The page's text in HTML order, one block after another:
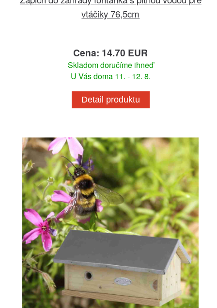
vtáčiky 76,5cm
Cena: 14.70 EUR
Skladom doručíme ihneď
U Vás doma 11. - 12. 8.
Detail produktu